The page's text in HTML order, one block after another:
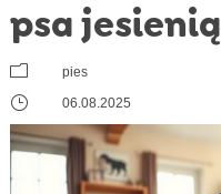
psa jesienią
m pies
} 06.08.2025